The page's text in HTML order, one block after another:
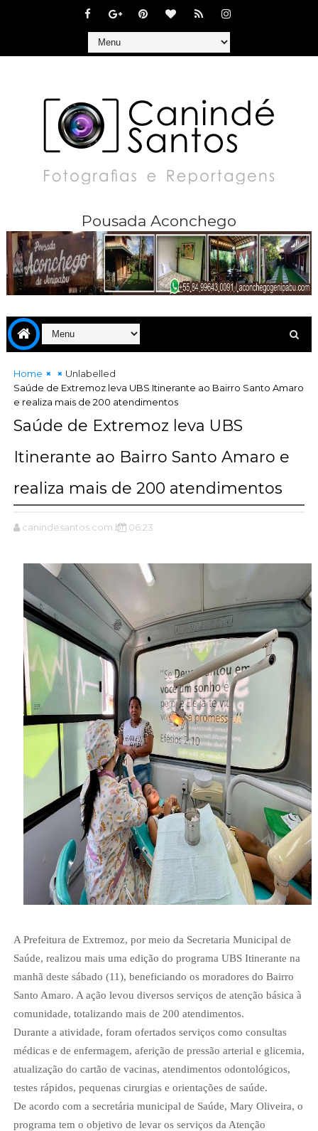
Pousada Aconchego
Home
Unlabelled
Saúde de Extremoz leva UBS Itinerante ao Bairro Santo Amaro
e realiza mais de 200 atendimentos
Saúde de Extremoz leva UBS
Itinerante ao Bairro Santo Amaro e
realiza mais de 200 atendimentos
canindesantos.com.br 06:23
A Prefeitura de Extremoz, por meio da Secretaria Municipal de
Saúde, realizou mais uma edição do programa UBS Itinerante na
manhã deste sábado (11), beneficiando os moradores do Bairro
Santo Amaro. A ação levou diversos serviços de atenção básica à
comunidade, totalizando mais de 200 atendimentos.
Durante a atividade, foram ofertados serviços como consultas
médicas e de enfermagem, aferição de pressão arterial e glicemia,
atualização do cartão de vacinas, atendimentos odontológicos,
testes rápidos, pequenas cirurgias e orientações de saúde.
De acordo com a secretária municipal de Saúde, Mary Oliveira, o
programa tem o objetivo de levar os serviços da Atenção